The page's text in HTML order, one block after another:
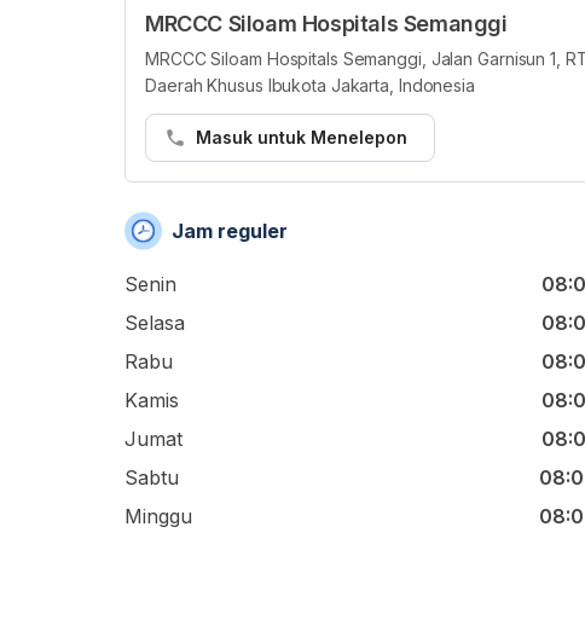
MRCCC Siloam Hospitals Semanggi
MRCCC Siloam Hospitals Semanggi, Jalan Garnisun 1,
Daerah Khusus Ibukota Jakarta, Indonesia
Masuk untuk Menelepon
Jam reguler
Senin
Selasa
Rabu
Kamis
Jumat
Sabtu
Minggu